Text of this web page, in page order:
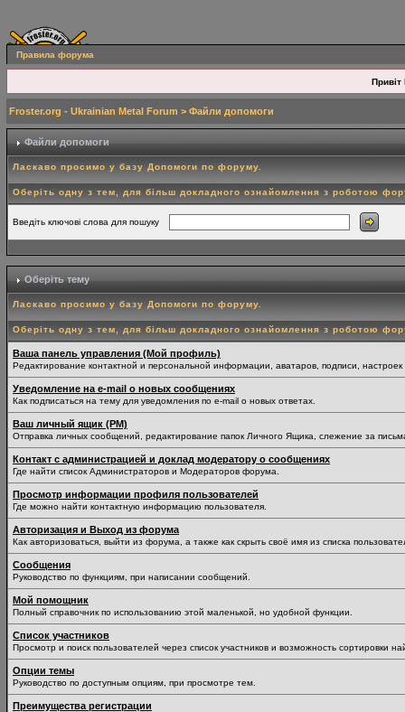
Правила форума
Привіт
Froster.org - Ukrainian Metal Forum > Файли допомоги
Файли допомоги
Ласкаво просимо у базу Допомоги по форуму.
Оберіть одну з тем, для більш докладного ознайомлення з роботою
Введіть ключові слова для пошуку
Оберіть тему
Ласкаво просимо у базу Допомоги по форуму.
Оберіть одну з тем, для більш докладного ознайомлення з роботою
Ваша панель управления (Мой профиль)
Редактирование контактной и персональной информации, аватаров, подписи,
Уведомление на e-mail о новых сообщениях
Как подписаться на тему для уведомления по e-mail о новых ответах.
Ваш личный ящик (PM)
Отправка личных сообщений, редактирование папок Личного Ящика, слежение за
Контакт с администрацией и доклад модератору о сообщениях
Где найти список Администраторов и Модераторов форума.
Просмотр информации профиля пользователей
Где можно найти контактную информацию пользователя.
Авторизация и Выход из форума
Как авторизоваться, выйти из форума, а также как скрыть своё имя из списка
Сообщения
Руководство по функциям, при написании сообщений.
Мой помощник
Полный справочник по использованию этой маленькой, но удобной функции.
Список участников
Просмотр и поиск пользователей через список участников и возможность сортировки
Опции темы
Руководство по доступным опциям, при просмотре тем.
Преимущества регистрации